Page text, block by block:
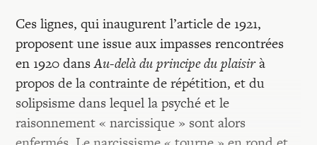
Ces lignes, qui inaugurent l’article de 1921,
proposent une issue aux impasses rencontrées
en 1920 dansAu-delà du principe du plaisirà
propos de la contrainte de répétition, et du
solipsisme dans lequel la psyché et le
raisonnement « narcissique » sont alors